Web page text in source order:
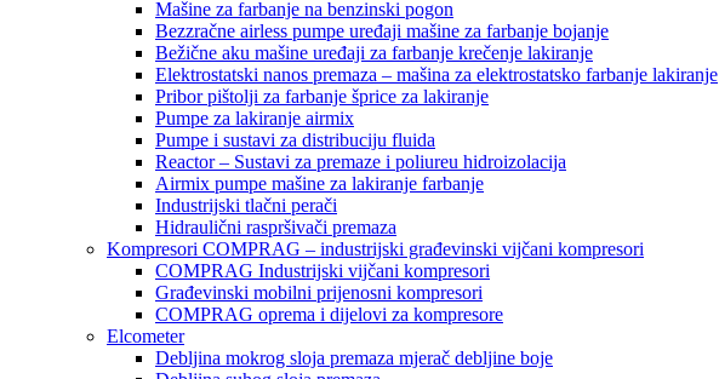
Mašine za farbanje na benzinski pogon
Bezzračne airless pumpe uređaji mašine za farbanje bojanje
Bežične aku mašine uređaji za farbanje krečenje lakiranje
Elektrostatski nanos premaza – mašina za elektrostatsko farbanje lakiranje
Pribor pištolji za farbanje šprice za lakiranje
Pumpe za lakiranje airmix
Pumpe i sustavi za distribuciju fluida
Reactor – Sustavi za premaze i poliureu hidroizolacija
Airmix pumpe mašine za lakiranje farbanje
Industrijski tlačni perači
Hidraulični raspršivači premaza
Kompresori COMPRAG – industrijski građevinski vijčani kompresori
COMPRAG Industrijski vijčani kompresori
Građevinski mobilni prijenosni kompresori
COMPRAG oprema i dijelovi za kompresore
Elcometer
Debljina mokrog sloja premaza mjerač debljine boje